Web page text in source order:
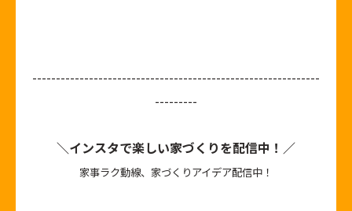
-------------------------------------------------------------
---------
＼インスタで楽しい家づくりを配信中！／
家事ラク動線、家づくりアイデア配信中！